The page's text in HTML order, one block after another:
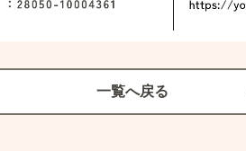
一覧へ戻る